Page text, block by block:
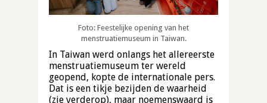
Foto: Feestelijke opening van het
menstruatiemuseum in Taiwan.
In Taiwan werd onlangs het allereerste
menstruatiemuseum ter wereld
geopend, kopte de internationale pers.
Dat is een tikje bezijden de waarheid
(zie verderop), maar noemenswaard is